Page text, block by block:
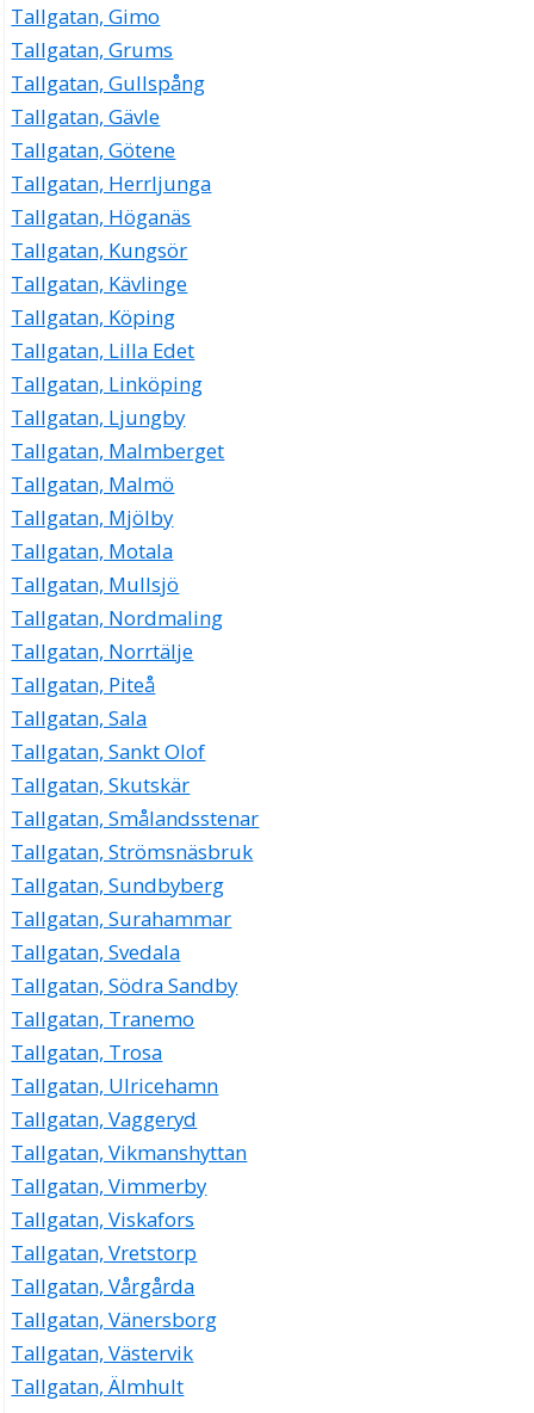
Tallgatan, Gimo
Tallgatan, Grums
Tallgatan, Gullspång
Tallgatan, Gävle
Tallgatan, Götene
Tallgatan, Herrljunga
Tallgatan, Höganäs
Tallgatan, Kungsör
Tallgatan, Kävlinge
Tallgatan, Köping
Tallgatan, Lilla Edet
Tallgatan, Linköping
Tallgatan, Ljungby
Tallgatan, Malmberget
Tallgatan, Malmö
Tallgatan, Mjölby
Tallgatan, Motala
Tallgatan, Mullsjö
Tallgatan, Nordmaling
Tallgatan, Norrtälje
Tallgatan, Piteå
Tallgatan, Sala
Tallgatan, Sankt Olof
Tallgatan, Skutskär
Tallgatan, Smålandsstenar
Tallgatan, Strömsnäsbruk
Tallgatan, Sundbyberg
Tallgatan, Surahammar
Tallgatan, Svedala
Tallgatan, Södra Sandby
Tallgatan, Tranemo
Tallgatan, Trosa
Tallgatan, Ulricehamn
Tallgatan, Vaggeryd
Tallgatan, Vikmanshyttan
Tallgatan, Vimmerby
Tallgatan, Viskafors
Tallgatan, Vretstorp
Tallgatan, Vårgårda
Tallgatan, Vänersborg
Tallgatan, Västervik
Tallgatan, Älmhult